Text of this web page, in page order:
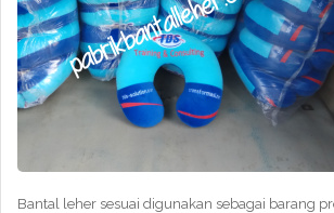
Bantal leher sesuai digunakan sebagai barang